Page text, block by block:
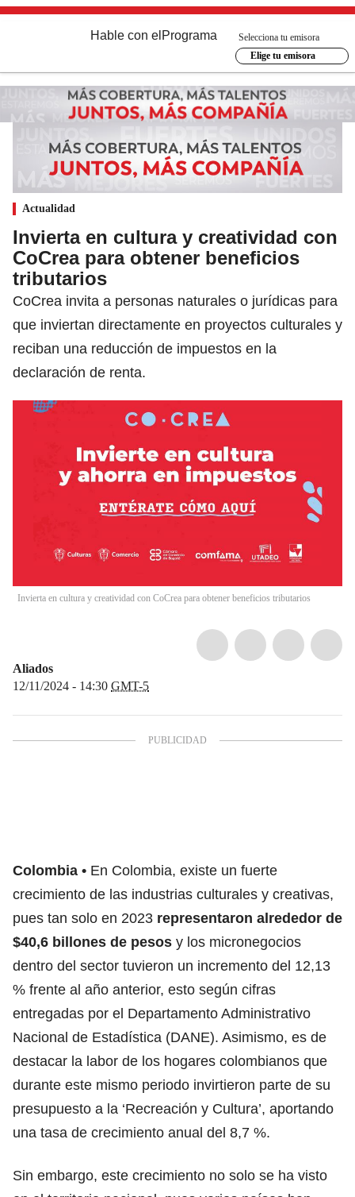
Hable con el Programa
Selecciona tu emisora
Elige tu emisora
Actualidad
Invierta en cultura y creatividad con
CoCrea para obtener beneficios
tributarios
CoCrea invita a personas naturales o jurídicas para
que inviertan directamente en proyectos culturales y
reciban una reducción de impuestos en la
declaración de renta.
Invierta en cultura y creatividad con CoCrea para obtener beneficios tributarios
Aliados
12/11/2024 - 14:30 GMT-5
Colombia
En Colombia, existe un fuerte
crecimiento de las industrias culturales y creativas,
pues tan solo en 2023 representaron alrededor de
$40,6 billones de pesos y los micronegocios
dentro del sector tuvieron un incremento del 12,13
% frente al año anterior, esto según cifras
entregadas por el Departamento Administrativo
Nacional de Estadística (DANE). Asimismo, es de
destacar la labor de los hogares colombianos que
durante este mismo periodo invirtieron parte de su
presupuesto a la ‘Recreación y Cultura’, aportando
una tasa de crecimiento anual del 8,7 %.
Sin embargo, este crecimiento no solo se ha visto